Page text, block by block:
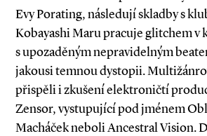
Evy Porating, následují skladby s
Kobayashi Maru pracuje glitchem v
s upozaděným nepravidelným
jakousi temnou dystopii.
přispěli i zkušení elektroničtí
Zensor, vystupující pod jménem
Macháček neboli Ancestral Vision.